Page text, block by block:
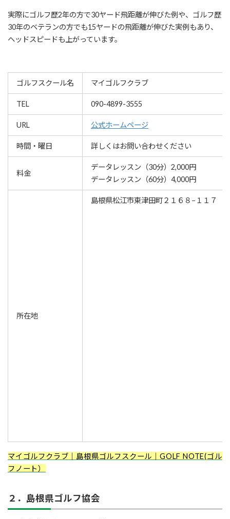
実際にゴルフ歴2年の方で30ヤード飛距離が伸びた例や、ゴルフ歴
30年のベテランの方でも15ヤードの飛距離が伸びた実例もあり、
ヘッドスピードも上がっています。
ゴルフスクール名 マイゴルフクラブ
TEL 090-4899-3555
URL 公式ホームページ
時間・曜日 詳しくはお問い合わせください
料金
データレッスン（30分）2,000円
データレッスン（60分）4,000円
所在地
島根県松江市東津田町２１６８−１１７
マイゴルフクラブ ｜島根県ゴルフスクール｜GOLF NOTE(ゴル
フノート）
２．島根県ゴルフ協会